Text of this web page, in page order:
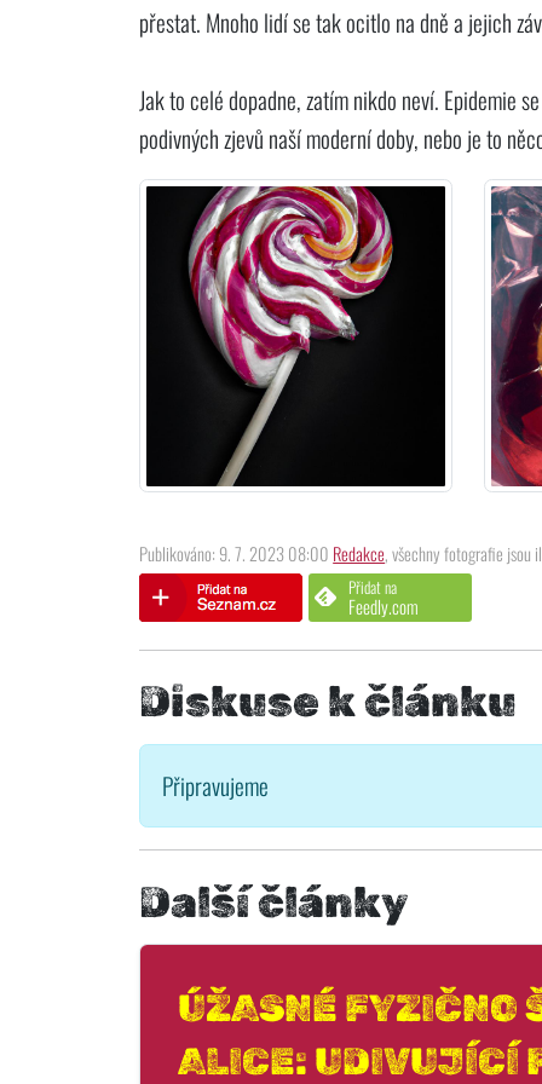
přestat. Mnoho lidí se tak ocitlo na dně a jejich
Jak to celé dopadne, zatím nikdo neví. Epidemie
podivných zjevů naší moderní doby, nebo je to
Publikováno: 9. 7. 2023 08:00 Redakce, všechny fotografie jsou
Přidat na
Feedly.com
Diskuse k článku
Připravujeme
Další články
ÚŽASNÉ FYZIČNO
ALICE: UDIVUJÍCÍ